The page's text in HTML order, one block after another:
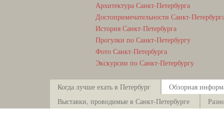
Архитектура Санкт-Петербурга
Достопримечательности Санкт-
История Санкт-Петербурга
Прогулки по Санкт-Петербургу
Фото Санкт-Петербурга
Экскурсии по Санкт-Петербургу
Когда лучше ехать в Петербург
Обзорная
Выставки, проводимые в Санкт-Петербурге